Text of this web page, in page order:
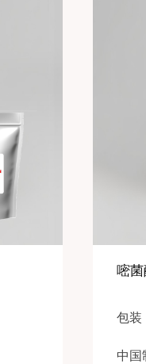
嘧菌
包装
中国